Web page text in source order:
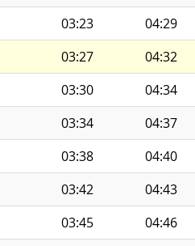
03:23 04:29
03:27 04:32
03:30 04:34
03:34 04:37
03:38 04:40
03:42 04:43
03:45 04:46